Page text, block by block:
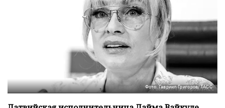
Фото: Гавриил Григоров/ТАСС